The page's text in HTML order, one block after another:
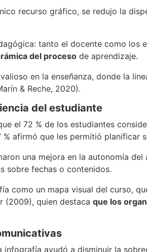
recurso gráfico, se redujo la
tanto el docente como los
del proceso de aprendizaje.
en la enseñanza, donde la
& Reche, 2020).
del estudiante
el 72 % de los estudiantes
% afirmó que les permitió
una mejora en la autonomía
sobre fechas o contenidos.
como un mapa visual del curso,
(2009), quien destaca que los
ayudó a disminuir la